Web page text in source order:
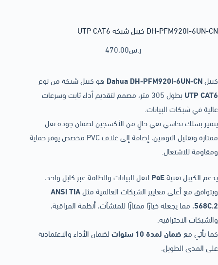
DH-PFM920I-6UN-CN كيبل شبكة UTP CAT6
470,00ر.س
كيبلDahua DH-PFM920I-6UN-CN هو كيبل شبكة من نوع
UTP CAT6
بطول 305 متر، مصمم لتقديم أداء ثابت وسرعات
عالية في شبكات البيانات.
يتميز بسلك نحاسي نقي خالٍ من الأكسجين لضمان جودة نقل
ممتازة وتقليل التوهين، إضافة إلى غلاف PVC مخصص يوفر حماية
ومقاومة للاشتعال.
يدعم الكيبل تقنيةPoEلنقل البيانات والطاقة عبر كابل واحد،
ويتوافق مع أعلى معايير الشبكات العالمية مثلANSI TIA
568C.2، مما يجعله خيارًا ممتازًا للمنشآت، أنظمة المراقبة،
والشبكات الاحترافية.
كما يأتي معضمان لمدة 10 سنوات
لضمان الأداء والاعتمادية
على المدى الطويل.